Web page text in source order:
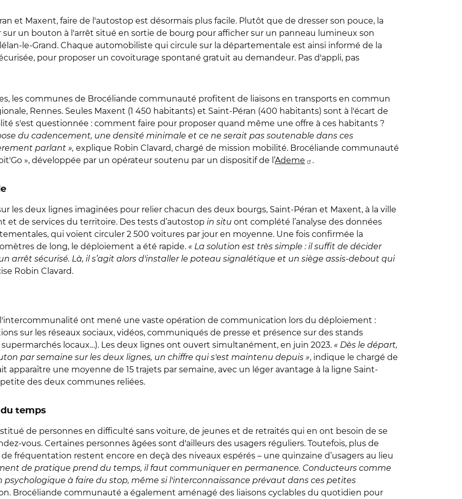
et Maxent, faire de l'autostop est désormais plus facile. Plutôt que de dresser son pouce, la
sur un bouton à l'arrêt situé en sortie de bourg pour afficher sur un panneau lumineux son
le-Grand. Chaque automobiliste qui circule sur la départementale est ainsi informé de la
pour proposer un covoiturage spontané gratuit au demandeur. Pas d'appli, pas
les communes de Brocéliande communauté profitent de liaisons en transports en commun
Rennes. Seules Maxent (1 450 habitants) et Saint-Péran (400 habitants) sont à l'écart de
s'est questionnée : comment faire pour proposer quand même une offre à ces habitants ?
du cadencement, une densité minimale et ce ne serait pas soutenable dans ces
parlant », explique Robin Clavard, chargé de mission mobilité. Brocéliande communauté
», développée par un opérateur soutenu par un dispositif de l’Ademe .
les deux lignes imaginées pour relier chacun des deux bourgs, Saint-Péran et Maxent, à la ville
et de services du territoire. Des tests d’autostop in situ ont complété l’analyse des données
qui voient circuler 2 500 voitures par jour en moyenne. Une fois confirmée la
ètres de long, le déploiement a été rapide. « La solution est très simple : il suffit de décider
arrêt sécurisé. Là, il s’agit alors d'installer le poteau signalétique et un siège assis-debout qui
Robin Clavard.
ont mené une vaste opération de communication lors du déploiement :
sur les réseaux sociaux, vidéos, communiqués de presse et présence sur des stands
locaux…). Les deux lignes ont ouvert simultanément, en juin 2023. « Dès le départ,
par semaine sur les deux lignes, un chiffre qui s'est maintenu depuis », indique le chargé de
apparaître une moyenne de 15 trajets par semaine, avec un léger avantage à la ligne Saint-
des deux communes reliées.
temps
de personnes en difficulté sans voiture, de jeunes et de retraités qui en ont besoin de se
vous. Certaines personnes âgées sont d'ailleurs des usagers réguliers. Toutefois, plus de
fréquentation restent encore en deçà des niveaux espérés – une quinzaine d’usagers au lieu
de pratique prend du temps, il faut communiquer en permanence. Conducteurs comme
à faire du stop, même si l'interconnaissance prévaut dans ces petites
Brocéliande communauté a également aménagé des liaisons cyclables du quotidien pour